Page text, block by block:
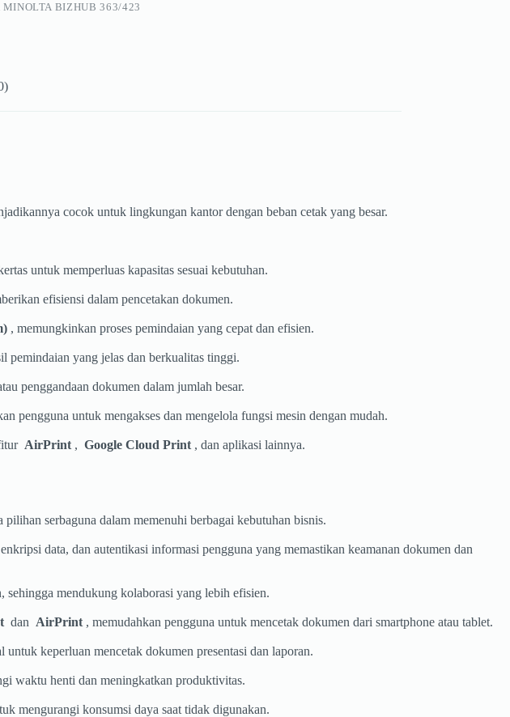
MINOLTA BIZHUB 363/423
cocok untuk lingkungan kantor dengan beban cetak yang besar.
untuk memperluas kapasitas sesuai kebutuhan.
efisiensi dalam pencetakan dokumen.
, memungkinkan proses pemindaian yang cepat dan efisien.
pemindaian yang jelas dan berkualitas tinggi.
penggandaan dokumen dalam jumlah besar.
pengguna untuk mengakses dan mengelola fungsi mesin dengan mudah.
AirPrint , Google Cloud Print , dan aplikasi lainnya.
serbaguna dalam memenuhi berbagai kebutuhan bisnis.
data, dan autentikasi informasi pengguna yang memastikan keamanan dokumen dan
mendukung kolaborasi yang lebih efisien.
dan AirPrint , memudahkan pengguna untuk mencetak dokumen dari smartphone atau tablet.
untuk keperluan mencetak dokumen presentasi dan laporan.
waktu henti dan meningkatkan produktivitas.
mengurangi konsumsi daya saat tidak digunakan.